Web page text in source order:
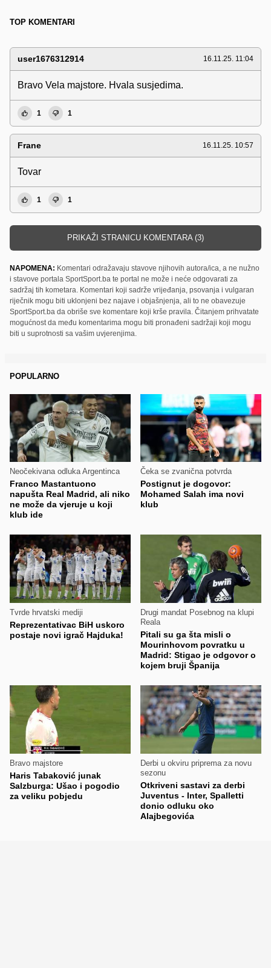
TOP KOMENTARI
user1676312914 16.11.25. 11:04
Bravo Vela majstore. Hvala susjedima.
1 1
Frane 16.11.25. 10:57
Tovar
1 1
PRIKAŽI STRANICU KOMENTARA (3)
NAPOMENA: Komentari odražavaju stavove njihovih autora/ica, a ne nužno
i stavove portala SportSport.ba te portal ne može i neće odgovarati za
sadržaj tih kometara. Komentari koji sadrže vrijeđanja, psovanja i vulgaran
riječnik mogu biti uklonjeni bez najave i objašnjenja, ali to ne obavezuje
SportSport.ba da obriše sve komentare koji krše pravila. Čitanjem prihvatate
mogućnost da među komentarima mogu biti pronađeni sadržaji koji mogu
biti u suprotnosti sa vašim uvjerenjima.
POPULARNO
Neočekivana odluka Argentinca
Franco Mastantuono
napušta Real Madrid, ali niko
ne može da vjeruje u koji
klub ide
Čeka se zvanična potvrda
Postignut je dogovor:
Mohamed Salah ima novi
klub
Tvrde hrvatski mediji
Reprezentativac BiH uskoro
postaje novi igrač Hajduka!
Drugi mandat Posebnog na klupi
Reala
Pitali su ga šta misli o
Mourinhovom povratku u
Madrid: Stigao je odgovor o
kojem bruji Španija
Bravo majstore
Haris Tabaković junak
Salzburga: Ušao i pogodio
za veliku pobjedu
Derbi u okviru priprema za novu
sezonu
Otkriveni sastavi za derbi
Juventus - Inter, Spalletti
donio odluku oko
Alajbegovića